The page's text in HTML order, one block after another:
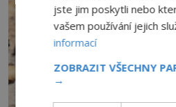
jste jim poskytli nebo
vašem používání jejich
informací
ZOBRAZIT VŠECHNY
→